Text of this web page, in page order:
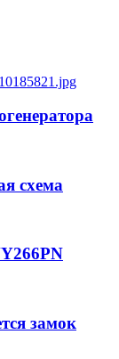
схема
замок